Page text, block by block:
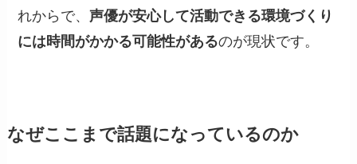
れからで、声優が安心して活動できる環境づくり
には時間がかかる可能性があるのが現状です。
なぜここまで話題になっているのか